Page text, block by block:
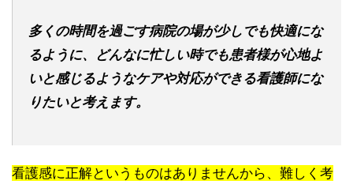
多くの時間を過ごす病院の場が少しでも快適にな
るように、どんなに忙しい時でも患者様が心地よ
いと感じるようなケアや対応ができる看護師にな
りたいと考えます。
看護感に正解というものはありませんから、難しく考